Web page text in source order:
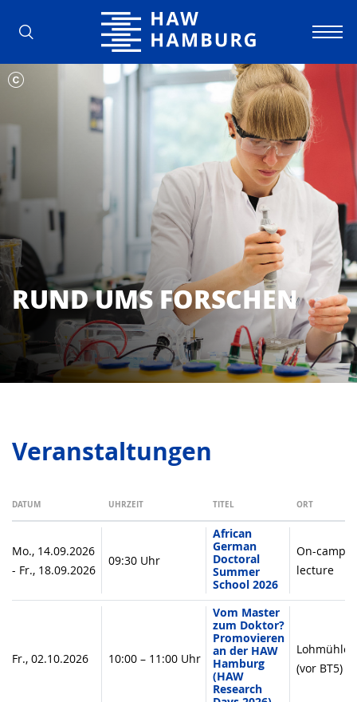
Hochschule für Angewandte
RUND UMS FORSCHEN
Veranstaltungen
DATUM UHRZEIT TITEL ORT
Mo., 14.09.2026
- Fr., 18.09.2026
09:30 Uhr
African
German
Doctoral
Summer
School 2026
On-
lecture
Fr., 02.10.2026 10:00 – 11:00 Uhr
Vom Master
zum Doktor?
Promovieren
an der HAW
Hamburg
(HAW
Research
(vor BT5)